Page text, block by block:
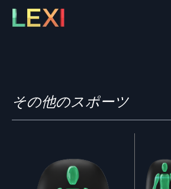
Skip
その他のスポーツ